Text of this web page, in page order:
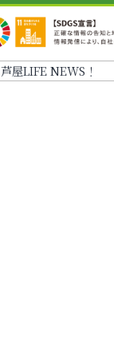
芦屋LIFE NEWS！